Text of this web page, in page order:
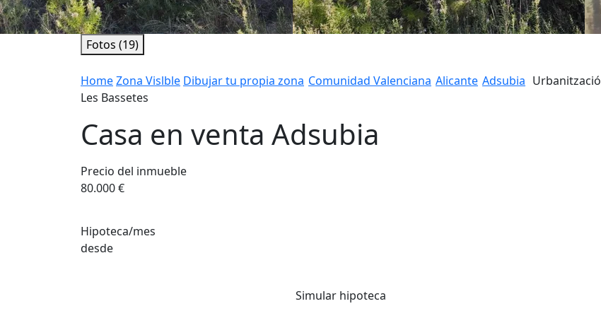
Fotos (19)
HomeZona Vislble Dibujar tu propia zona Comunidad Valenciana Alicante Adsubia Urbanització
Les Bassetes
Casa en venta Adsubia
Precio del inmueble
80.000 €
Hipoteca/mes
desde
Simular hipoteca